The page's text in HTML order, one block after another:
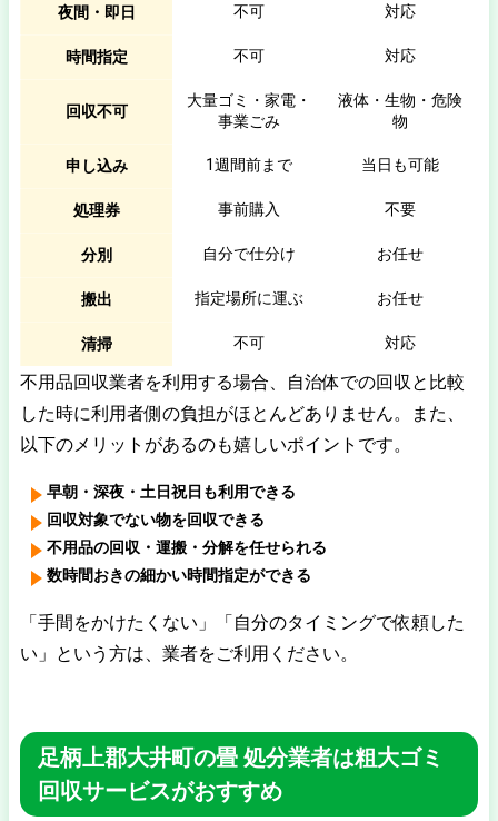
夜間・即日 不可 対応
時間指定 不可 対応
回収不可
大量ゴミ・家電・
事業ごみ
液体・生物・危険
物
申し込み 1週間前まで 当日も可能
処理券 事前購入 不要
分別 自分で仕分け お任せ
搬出 指定場所に運ぶ お任せ
清掃 不可 対応
不用品回収業者を利用する場合、自治体での回収と比較
した時に利用者側の負担がほとんどありません。また、
以下のメリットがあるのも嬉しいポイントです。
早朝・深夜・土日祝日も利用できる
回収対象でない物を回収できる
不用品の回収・運搬・分解を任せられる
数時間おきの細かい時間指定ができる
「手間をかけたくない」「自分のタイミングで依頼した
い」という方は、業者をご利用ください。
足柄上郡大井町の畳 処分業者は粗大ゴミ
回収サービスがおすすめ